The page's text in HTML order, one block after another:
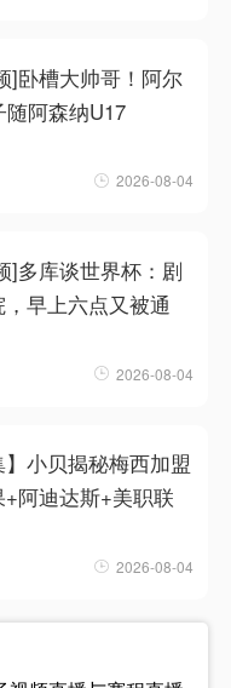
]卧槽大帅哥！阿尔
阿森纳U17
2026-08-04
]多库谈世界杯：剧
早上六点又被通
2026-08-04
】小贝揭秘梅西加盟
阿迪达斯+美职联
2026-08-04